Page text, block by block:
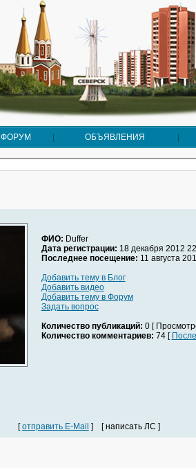
ФОРУМ ОБЪЯВЛЕНИЯ
ФИО: Duffer
Дата регистрации: 18 декабря 2012
Последнее посещение: 11 августа
Добавить тему в Блог
Добавить видео
Добавить тему в Форум
Задать вопрос
Количество публикаций: 0 [
Количество комментариев: 74 [
[отправить E-Mail ] [ написать ЛС ]